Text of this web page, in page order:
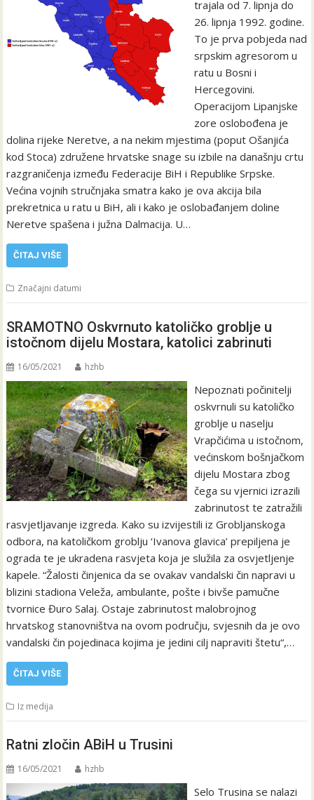
trajala od 7. lipnja do
26. lipnja 1992. godine.
To je prva pobjeda nad
srpskim agresorom u
ratu u Bosni i
Hercegovini.
Operacijom Lipanjske
zore oslobođena je
dolina rijeke Neretve, a na nekim mjestima (poput Ošanjića
kod Stoca) združene hrvatske snage su izbile na današnju crtu
razgraničenja između Federacije BiH i Republike Srpske.
Većina vojnih stručnjaka smatra kako je ova akcija bila
prekretnica u ratu u BiH, ali i kako je oslobađanjem doline
Neretve spašena i južna Dalmacija. U…
ČITAJ VIŠE
Značajni datumi
SRAMOTNO Oskvrnuto katoličko groblje u
istočnom dijelu Mostara, katolici zabrinuti
16/05/2021 hzhb
Nepoznati počinitelji
oskvrnuli su katoličko
groblje u naselju
Vrapčićima u istočnom,
većinskom bošnjačkom
dijelu Mostara zbog
čega su vjernici izrazili
zabrinutost te zatražili
rasvjetljavanje izgreda. Kako su izvijestili iz Grobljanskoga
odbora, na katoličkom groblju ‘Ivanova glavica’ prepiljena je
ograda te je ukradena rasvjeta koja je služila za osvjetljenje
kapele. “Žalosti činjenica da se ovakav vandalski čin napravi u
blizini stadiona Veleža, ambulante, pošte i bivše pamučne
tvornice Đuro Salaj. Ostaje zabrinutost malobrojnog
hrvatskog stanovništva na ovom području, svjesnih da je ovo
vandalski čin pojedinaca kojima je jedini cilj napraviti štetu“,…
ČITAJ VIŠE
Iz medija
Ratni zločin ABiH u Trusini
16/05/2021 hzhb
Selo Trusina se nalazi